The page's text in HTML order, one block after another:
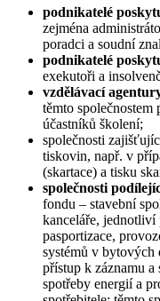
podnikatelé
zejména
poradci a soudní
podnikatelé
exekutoři a
vzdělávací
těmto společnostem
účastníků školení;
společnosti
tiskovin, např. v
(skartace) a tisku
společnosti
fondu – stavební
kanceláře,
pasportizace,
systémů v bytových
přístup k záznamu
spotřeby energií a